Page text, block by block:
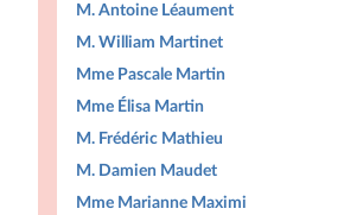
M. Antoine Léaument
M. William Martinet
Mme Pascale Martin
Mme Élisa Martin
M. Frédéric Mathieu
M. Damien Maudet
Mme Marianne Maximi